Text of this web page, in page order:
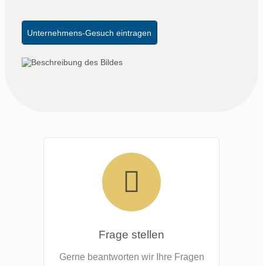
Unternehmens-Gesuch eintragen
Frage stellen
Gerne beantworten wir Ihre Fragen